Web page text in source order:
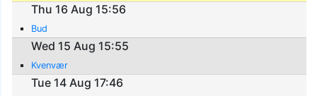
Thu 16 Aug 15:56
Bud
Wed 15 Aug 15:55
Kvenvær
Tue 14 Aug 17:46